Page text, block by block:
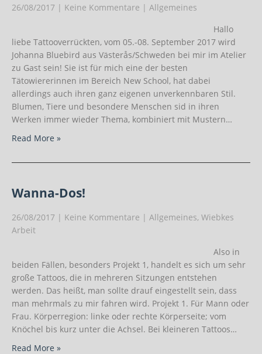
26/08/2017 | Keine Kommentare | Allgemeines
Hallo
liebe Tattooverrückten, vom 05.-08. September 2017 wird
Johanna Bluebird aus Västerås/Schweden bei mir im Atelier
zu Gast sein! Sie ist für mich eine der besten
Tätowiererinnen im Bereich New School, hat dabei
allerdings auch ihren ganz eigenen unverkennbaren Stil.
Blumen, Tiere und besondere Menschen sid in ihren
Werken immer wieder Thema, kombiniert mit Mustern…
Read More »
Wanna-Dos!
26/08/2017 | Keine Kommentare | Allgemeines, Wiebkes
Arbeit
Also in
beiden Fällen, besonders Projekt 1, handelt es sich um sehr
große Tattoos, die in mehreren Sitzungen entstehen
werden. Das heißt, man sollte drauf eingestellt sein, dass
man mehrmals zu mir fahren wird. Projekt 1. Für Mann oder
Frau. Körperregion: linke oder rechte Körperseite; vom
Knöchel bis kurz unter die Achsel. Bei kleineren Tattoos…
Read More »